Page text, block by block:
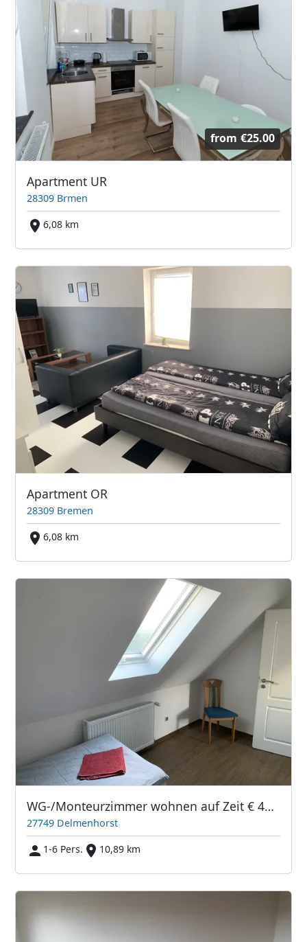
from €25.00
Apartment UR
28309 Brmen
6,08 km
Apartment OR
28309 Bremen
6,08 km
WG-/Monteurzimmer wohnen auf Zeit € 480,00 all inkl.
27749 Delmenhorst
1-6 Pers.
10,89 km